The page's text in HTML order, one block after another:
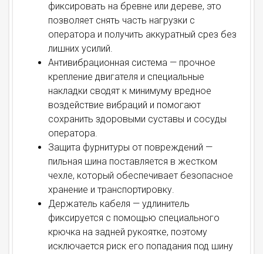
фиксировать на бревне или дереве, это
позволяет снять часть нагрузки с
оператора и получить аккуратный срез без
лишних усилий.
Антивибрационная система — прочное
крепление двигателя и специальные
накладки сводят к минимуму вредное
воздействие вибраций и помогают
сохранить здоровыми суставы и сосуды
оператора.
Защита фурнитуры от повреждений —
пильная шина поставляется в жестком
чехле, который обеспечивает безопасное
хранение и транспортировку.
Держатель кабеля — удлинитель
фиксируется с помощью специального
крючка на задней рукоятке, поэтому
исключается риск его попадания под шину